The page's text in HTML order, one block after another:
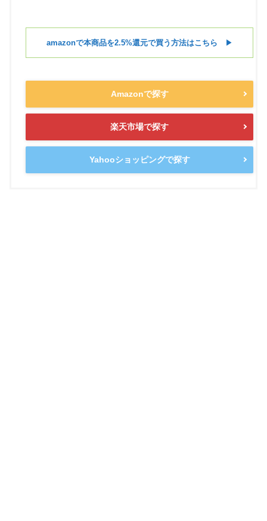
amazonで本商品を2.5%還元で買う方法はこちら ▶︎
Amazonで探す
楽天市場で探す
Yahooショッピングで探す